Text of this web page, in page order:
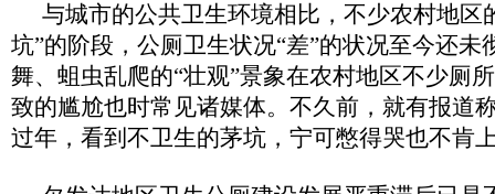
与城市的公共卫生环境相比，不少农村地区
坑”的阶段，公厕卫生状况“差”的状况至今还未
舞、蛆虫乱爬的“壮观”景象在农村地区不少厕
致的尴尬也时常见诸媒体。不久前，就有报道
过年，看到不卫生的茅坑，宁可憋得哭也不肯